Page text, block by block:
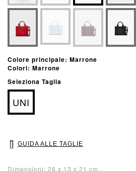
Colore principale: Marrone
Colori: Marrone
Seleziona Taglia
UNI
GUIDA ALLE TAGLIE
Dimensioni: 26 x 13 x 21 cm.